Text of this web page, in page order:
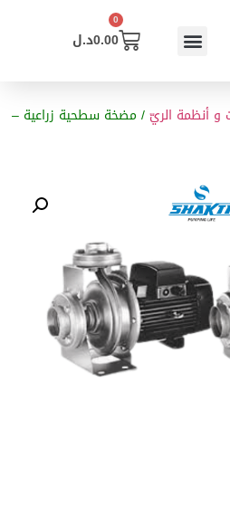
0.00د.ل
0
و أنظمة الريّ/ مضخة سطحية زراعية –